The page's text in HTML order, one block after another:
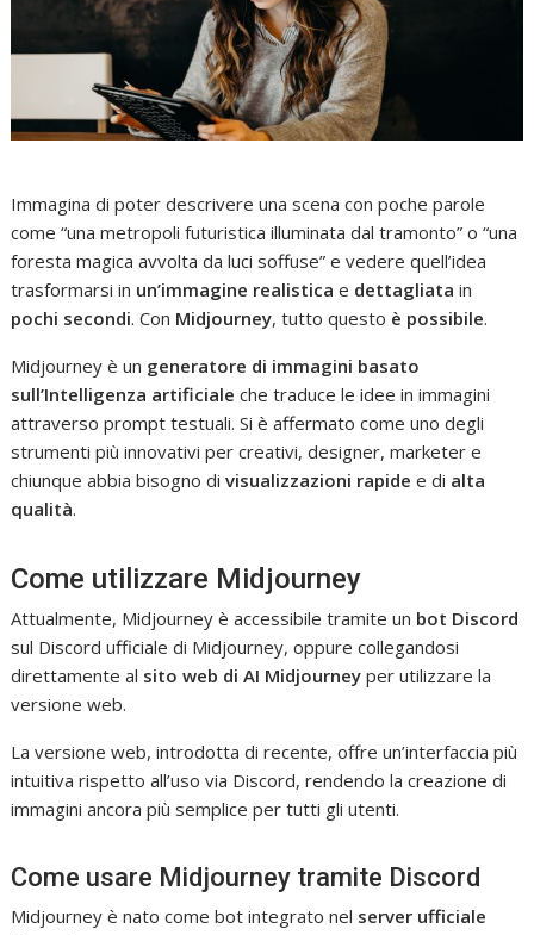
Immagina di poter descrivere una scena con poche parole
come “una metropoli futuristica illuminata dal tramonto” o “una
foresta magica avvolta da luci soffuse” e vedere quell’idea
trasformarsi in un’immagine realistica e dettagliata in
pochi secondi. Con Midjourney, tutto questo è possibile.
Midjourney è un generatore di immagini basato
sull’Intelligenza artificiale che traduce le idee in immagini
attraverso prompt testuali. Si è affermato come uno degli
strumenti più innovativi per creativi, designer, marketer e
chiunque abbia bisogno divisualizzazioni rapidee di alta
qualità.
Come utilizzare Midjourney
Attualmente, Midjourney è accessibile tramite un bot Discord
sul Discord ufficiale di Midjourney, oppure collegandosi
direttamente al sito web di AI Midjourney per utilizzare la
versione web.
La versione web, introdotta di recente, offre un’interfaccia più
intuitiva rispetto all’uso via Discord, rendendo la creazione di
immagini ancora più semplice per tutti gli utenti.
Come usare Midjourney tramite Discord
Midjourney è nato come bot integrato nel server ufficiale